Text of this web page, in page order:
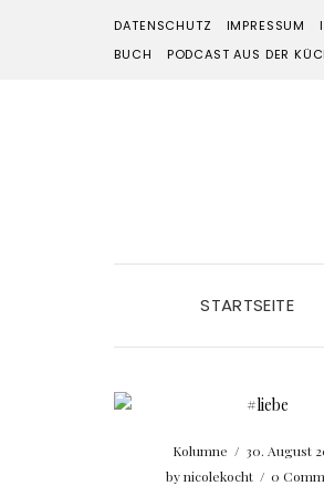
DATENSCHUTZ IMPRESSUM
BUCH
PODCAST AUS DER
STARTSEITE
Kolumne / 30. August
bynicolekocht / 0